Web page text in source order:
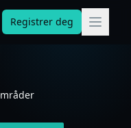
Registrer deg